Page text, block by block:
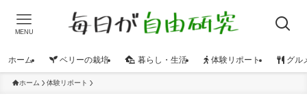
MENU
ホーム ベリーの栽培 暮らし・生活 体験リポート グル
ホーム 体験リポート